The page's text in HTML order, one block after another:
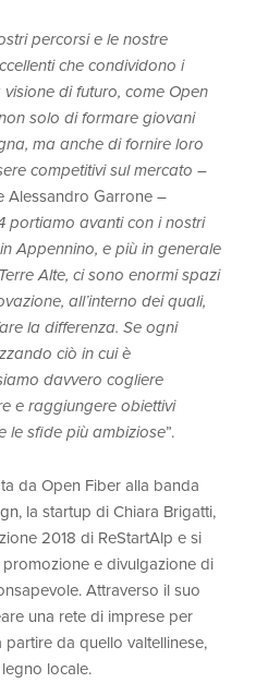
percorsi e le nostre
che condividono i
di futuro, come Open
solo di formare giovani
ma anche di fornire loro
competitivi sul mercato –
Alessandro Garrone –
portiamo avanti con i nostri
Appennino, e più in generale
Alte, ci sono enormi spazi
all’interno dei quali,
la differenza. Se ogni
ciò in cui è
davvero cogliere
e raggiungere obiettivi
le sfide più ambiziose”.
da Open Fiber alla banda
, la startup di Chiara Brigatti,
2018 di ReStartAlp e si
e divulgazione di
Attraverso il suo
una rete di imprese per
da quello valtellinese,
locale.